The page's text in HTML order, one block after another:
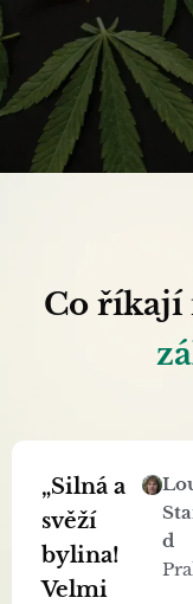
Co říkají
„Silná a
svěží
bylina!
Velmi
d